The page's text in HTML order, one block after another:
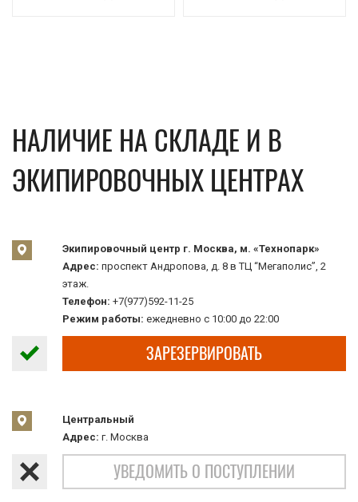
НАЛИЧИЕ НА СКЛАДЕ И В
ЭКИПИРОВОЧНЫХ ЦЕНТРАХ
Экипировочный центр г. Москва, м. «Технопарк»
Адрес: проспект Андропова, д. 8 в ТЦ “Мегаполис”, 2
этаж.
Телефон: +7(977)592-11-25
Режим работы: ежедневно с 10:00 до 22:00
ЗАРЕЗЕРВИРОВАТЬ
Центральный
Адрес: г. Москва
УВЕДОМИТЬ О ПОСТУПЛЕНИИ